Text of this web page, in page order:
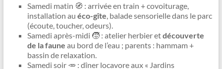
Samedi matin 🧭 : arrivée en train + covoiturage,
installation au éco-gîte, balade sensorielle dans le parc
(écoute, toucher, odeurs).
Samedi après-midi 🧒 : atelier herbier etdécouverte
de la faune au bord de l’eau ; parents : hammam +
bassin de relaxation.
Samedi soir 🥕 : dîner locavore aux « Jardins